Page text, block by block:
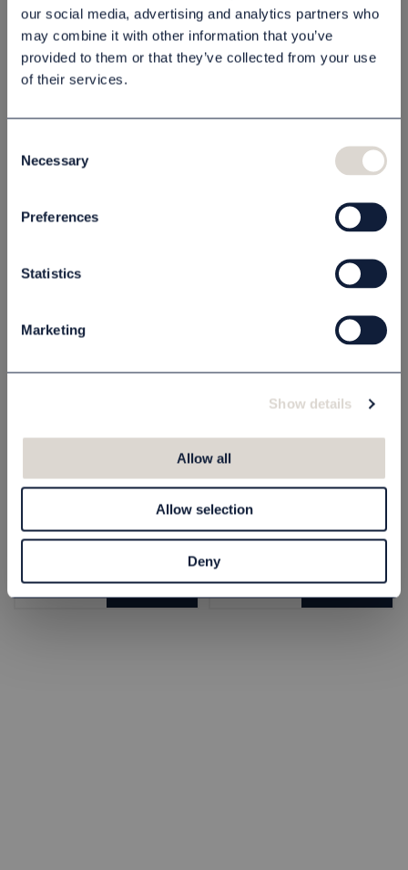
our social media, advertising and analytics partners who
may combine it with other information that you’ve
provided to them or that they’ve collected from your use
of their services.
Selection
Necessary
Preferences
Statistics
Marketing
Show details
Allow all
Allow selection
Deny
Lägg i varukorgen
Soft, 28 cm, Vit
12,00 kr
Tofflor Campain 29
cm, Vit
81801815
10,00 kr